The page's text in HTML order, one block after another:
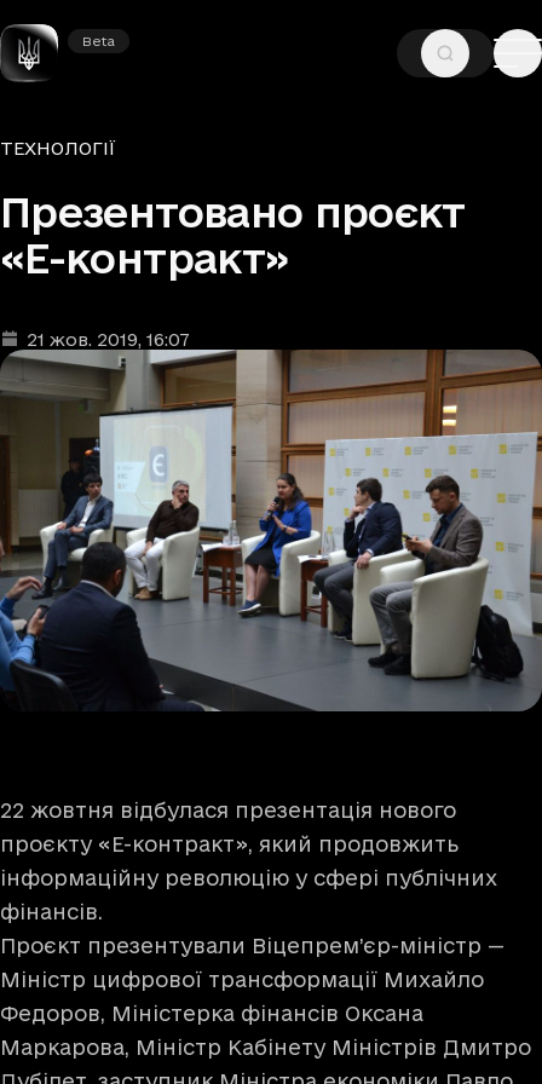
Beta
Beta
ГОЛОВНА —НОВИНИ
Рубрики
ТЕХНОЛОГІЇ
Презентовано проєкт
«Е-контракт»
Дата та час публікації:
21 жов. 2019, 16:07
22 жовтня відбулася презентація нового
проєкту «Е-контракт», який продовжить
інформаційну революцію у сфері публічних
фінансів.
Проєкт презентували Віцепрем’єр-міністр —
Міністр цифрової трансформації Михайло
Федоров, Міністерка фінансів Оксана
Маркарова, Міністр Кабінету Міністрів Дмитро